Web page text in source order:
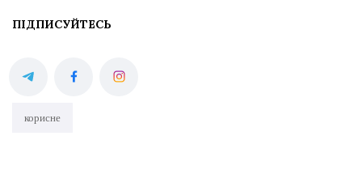
ПІДПИСУЙТЕСЬ
корисне